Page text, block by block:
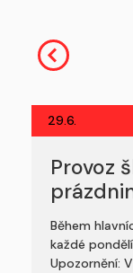
29.6.
Provoz
Během
každé
Upozornění: